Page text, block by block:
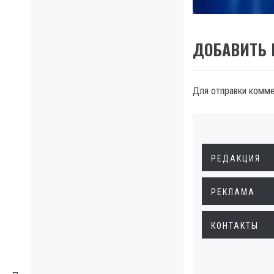
ДОБАВИТЬ
Для отправки
РЕДАКЦИЯ
РЕКЛАМА
КОНТАКТЫ